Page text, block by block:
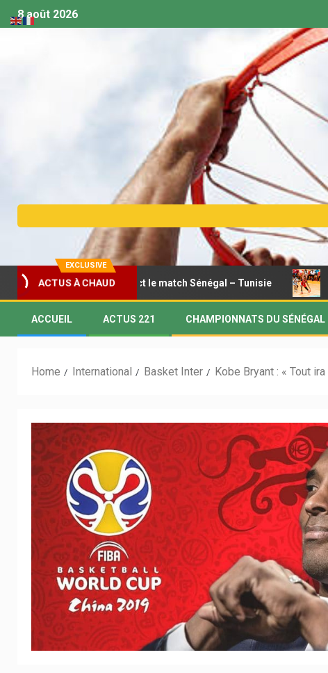
8 août 2026
EXCLUSIVE
ACTUS À CHAUD
– Suivez en direct le match Sénégal – Tunisie Coupe
ACCUEIL ACTUS 221 CHAMPIONNATS DU SÉNÉGAL
Home International Basket Inter Kobe Bryant : « Tout